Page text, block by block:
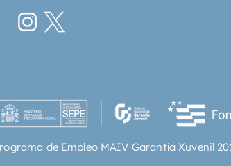
más
gay
terrible
de Empleo MAIV Garantía Xuvenil